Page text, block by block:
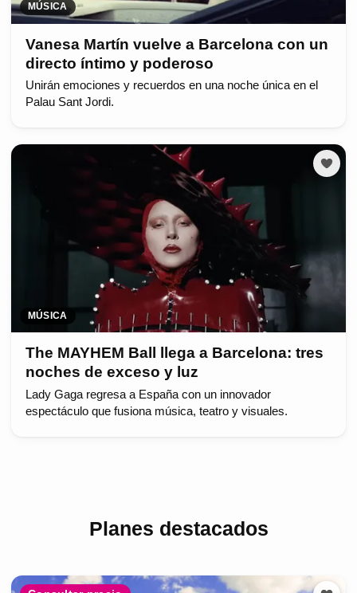
MÚSICA
Vanesa Martín vuelve a Barcelona con un
directo íntimo y poderoso
Unirán emociones y recuerdos en una noche única en el
Palau Sant Jordi.
MÚSICA
The MAYHEM Ball llega a Barcelona: tres
noches de exceso y luz
Lady Gaga regresa a España con un innovador
espectáculo que fusiona música, teatro y visuales.
Planes destacados